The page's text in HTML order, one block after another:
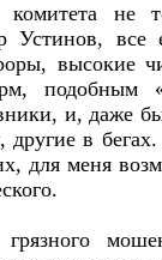
комитета не
Устинов, все
высокие
подобным
и, даже
в
для меня